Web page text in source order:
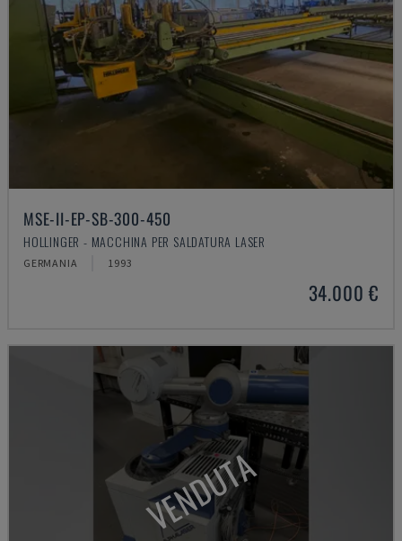
MSE-II-EP-SB-300-450
HOLLINGER - MACCHINA PER SALDATURA LASER
GERMANIA 1993
34.000 €
VENDUTA